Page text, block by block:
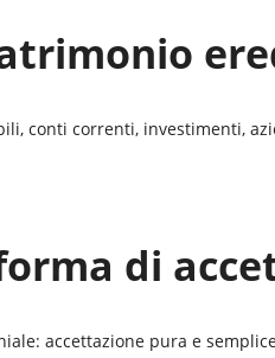
conti correnti, investimenti,
di
accettazione pura e